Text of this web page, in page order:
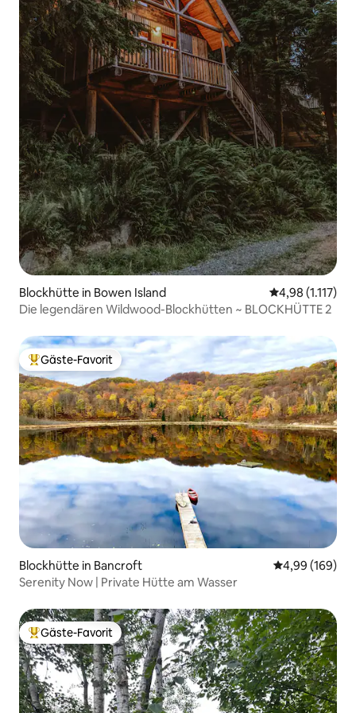
Blockhütte in Bowen Island
4,98 (1.117)
Die legendären Wildwood-Blockhütten ~ BLOCKHÜTTE 2
Beliebter Gäste-Favorit.
Gäste-Favorit
Blockhütte in Bancroft
4,99 (169)
Serenity Now | Private Hütte am Wasser
Beliebter Gäste-Favorit.
Gäste-Favorit